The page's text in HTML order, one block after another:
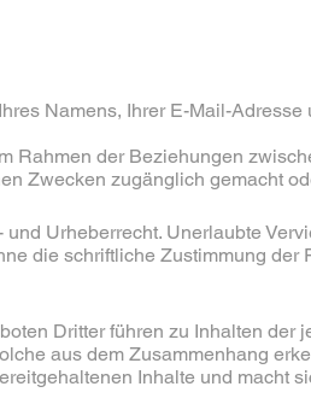
Namens, Ihrer E-Mail-Adresse
Rahmen der Beziehungen
Zwecken zugänglich gemacht
Urheberrecht. Unerlaubte
die schriftliche Zustimmung der
Dritter führen zu Inhalten der
aus dem Zusammenhang
Inhalte und macht